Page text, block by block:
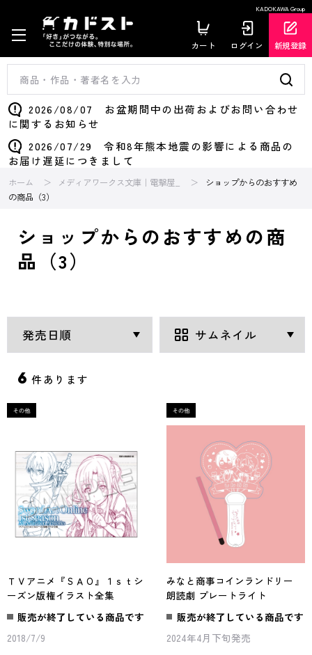
KADOKAWA Group
カート ログイン 新規登録
2026/08/07 お盆期間中の出荷およびお問い合わせ
に関するお知らせ
2026/07/29 令和8年熊本地震の影響による商品の
お届け遅延につきまして
ホーム メディアワークス文庫｜電撃屋_
ショップからのおすすめ
の商品（3）
ショップからのおすすめの商
品（3）
6 件あります
ＴＶアニメ『ＳＡＯ』１ｓｔシ
ーズン版権イラスト全集
販売が終了している商品です
2018/7/9
みなと商事コインランドリー
朗読劇 プレートライト
販売が終了している商品です
2024年4月下旬発売